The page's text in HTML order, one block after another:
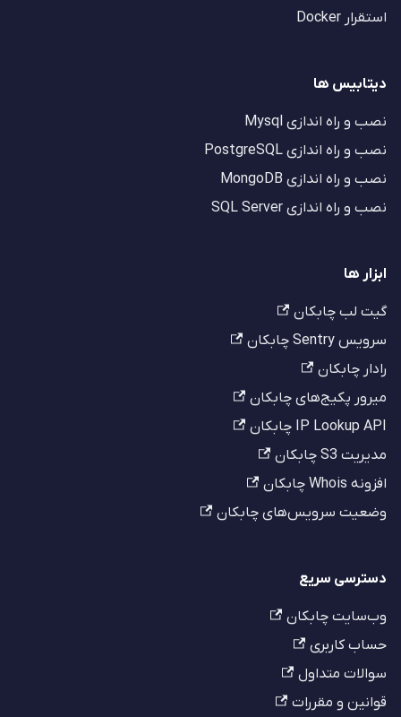
استقرار Docker
دیتابیس ها
نصب و راه اندازی Mysql
نصب و راه اندازی PostgreSQL
نصب و راه اندازی MongoDB
نصب و راه اندازی SQL Server
ابزار ها
گیت لب چابکان
سرویس Sentry چابکان
رادار چابکان
میرور پکیج‌های چابکان
IP Lookup API چابکان
مدیریت S3 چابکان
افزونه Whois چابکان
وضعیت سرویس‌های چابکان
دسترسی سریع
وب‌سایت چابکان
حساب کاربری
سوالات متداول
قوانین و مقررات